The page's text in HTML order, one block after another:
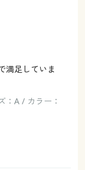
満足していま
A / カラー：